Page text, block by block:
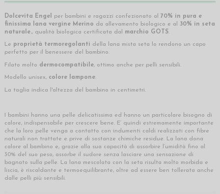
Dolcevita Engel per bambini e ragazzi confezionato al 70% in pura e
finissima lana vergine Merino da allevamento biologico e al
30% in seta
naturale., qualità biologica certificata dal marchio GOTS.
Le proprietà termoregolanti della lana mista seta lo rendono un capo
perfetto per il benessere del bambino.
Filato molto dermocompatibile, ottimo anche per pelli sensibili.
Modello unisex, colore lampone.
La taglia indica l'altezza del bambino in centimetri.
I bambini hanno una pelle delicatissima ed hanno un particolare bisogno di
calore, indispensabile per crescere bene. E’ quindi estremamente importante
che la loro pelle venga a contatto con indumenti caldi realizzati con fibre
naturali non trattate e prive di sostanze chimiche residue. La lana dona
calore al bambino e, grazie alla sua capacità di assorbire l’umidità fino al
30% del suo peso, assorbe il sudore senza lasciare una sensazione di
bagnato sulla pelle. La lana mescolata con la seta risulta molto morbida e
liscia, è riscaldante e termoequilibrante, oltre ad essere ben tollerata anche
dalle pelli più sensibili.